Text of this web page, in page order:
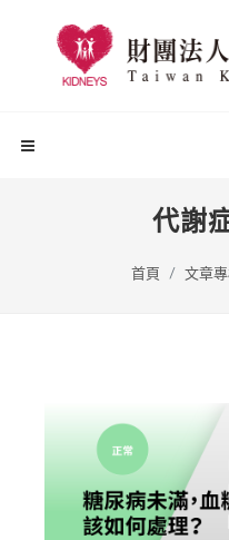
代謝
首頁 文章專